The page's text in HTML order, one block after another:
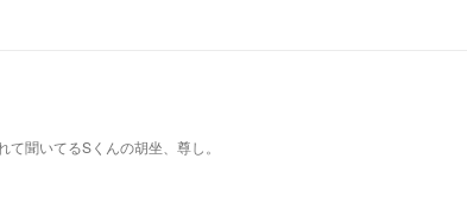
聞いてるSくんの胡坐、尊し。